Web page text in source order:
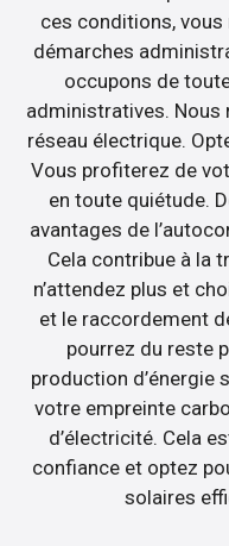
ces conditions, vous
démarches
occupons de
administratives. Nous
réseau électrique.
Vous profiterez de
en toute quiétude.
avantages de
Cela contribue à la
n’attendez plus et
et le raccordement
pourrez du reste
production d’énergie
votre empreinte
d’électricité. Cela
confiance et optez
solaires